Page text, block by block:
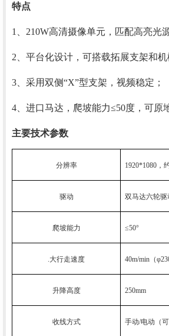
特点
1、210W高清摄像单元，匹配高亮光
2、平台化设计，可搭载拓展支架和机
3、采用双侧“X”型支架，视频稳定；
4、进口马达，爬坡能力≤50度，可原
主要技术参数
分辨率 1920*1080，
驱动 双马达六轮驱
爬坡能力 ≤50°
.大行走速度 40m/min（
升降高度 250mm
收线方式 手动/电动（可